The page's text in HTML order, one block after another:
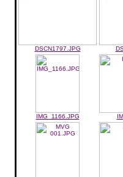
DSCN1797.JPG
IMG_1166.JPG